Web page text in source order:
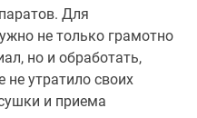
Для
не только грамотно
но и обработать,
не утратило своих
и приема